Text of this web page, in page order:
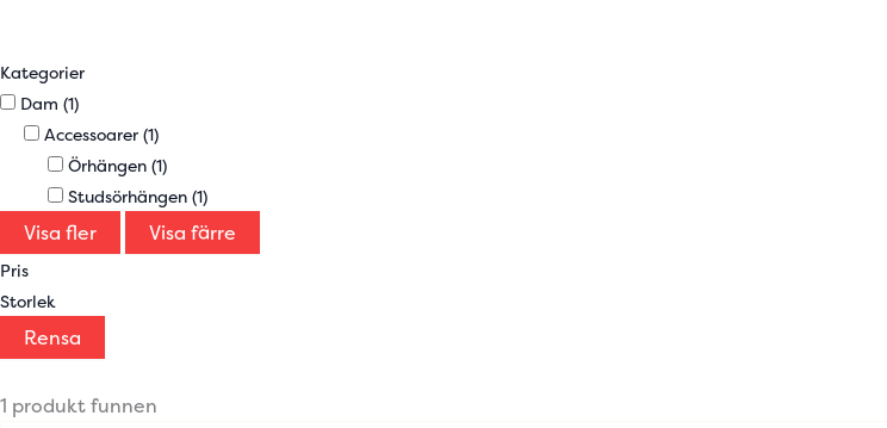
Kategorier
Dam (1)
Accessoarer (1)
Örhängen (1)
Studsörhängen (1)
Visa fler Visa färre
Pris
Storlek
Rensa
1 produkt funnen